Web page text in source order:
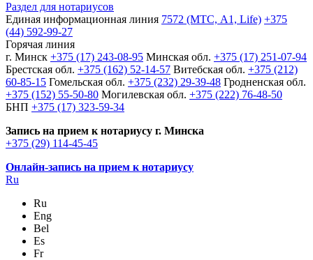
Раздел для нотариусов
Единая информационная линия 7572 (МТС, A1, Life) +375
(44) 592-99-27
Горячая линия
г. Минск +375 (17) 243-08-95 Минская обл. +375 (17) 251-07-94
Брестская обл. +375 (162) 52-14-57 Витебская обл. +375 (212)
60-85-15 Гомельская обл. +375 (232) 29-39-48 Гродненская обл.
+375 (152) 55-50-80 Могилевская обл. +375 (222) 76-48-50
БНП +375 (17) 323-59-34
Запись на прием к нотариусу г. Минска
+375 (29) 114-45-45
Онлайн-запись на прием к нотариусу
Ru
Ru
Eng
Bel
Es
Fr